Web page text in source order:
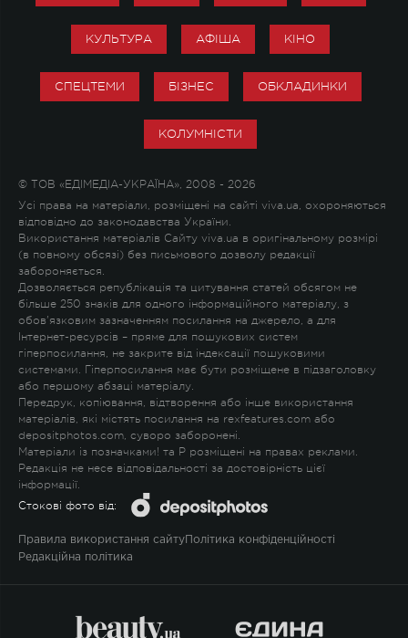
КУЛЬТУРА АФІША КІНО
СПЕЦТЕМИ БІЗНЕС ОБКЛАДИНКИ
КОЛУМНІСТИ
© ТОВ «ЕДІМЕДІА-УКРАЇНА», 2008 - 2026
Усі права на матеріали, розміщені на сайті viva.ua, охороняються
відповідно до законодавства України.
Використання матеріалів Сайту viva.ua в оригінальному розмірі
(в повному обсязі) без письмового дозволу редакції
забороняється.
Дозволяється републікація та цитування статей обсягом не
більше 250 знаків для одного інформаційного матеріалу, з
обов'язковим зазначенням посилання на джерело, а для
Інтернет-ресурсів – пряме для пошукових систем
гіперпосилання, не закрите від індексації пошуковими
системами. Гіперпосилання має бути розміщене в підзаголовку
або першому абзаці матеріалу.
Передрук, копіювання, відтворення або інше використання
матеріалів, які містять посилання на rexfeatures.com або
depositphotos.com, суворо заборонені.
Матеріали із позначками! та P розміщені на правах реклами.
Редакція не несе відповідальності за достовірність цієї
інформації.
Стокові фото від:
Правила використання сайту Політика конфіденційності
Редакційна політика